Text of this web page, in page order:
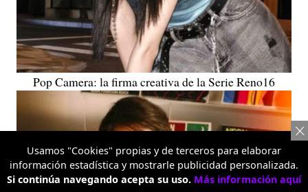
Pop Camera: la firma creativa de la Serie Reno16
Usamos "Cookies" propias y de terceros para elaborar
información estadística y mostrarle publicidad personalizada.
Si continúa navegando acepta su uso. Más información aquí